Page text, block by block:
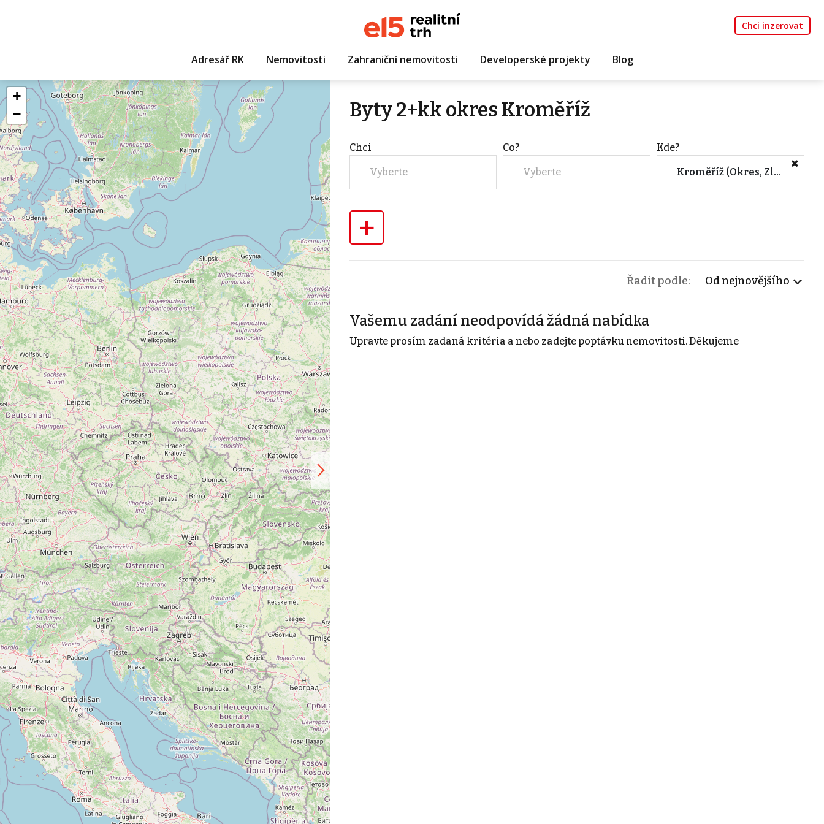
Chci inzerovat
Adresář RK Nemovitosti Zahraniční nemovitosti Developerské projekty Blog
+
−
Byty 2+kk okres Kroměříž
Chci
Vyberte
Co?
Vyberte
Kde?
Kroměříž (Okres, Zlínský kraj)
+
Řadit podle: Od nejnovějšího
Vašemu zadání neodpovídá žádná nabídka
Upravte prosím zadaná kritéria a nebo zadejte poptávku nemovitosti. Děkujeme